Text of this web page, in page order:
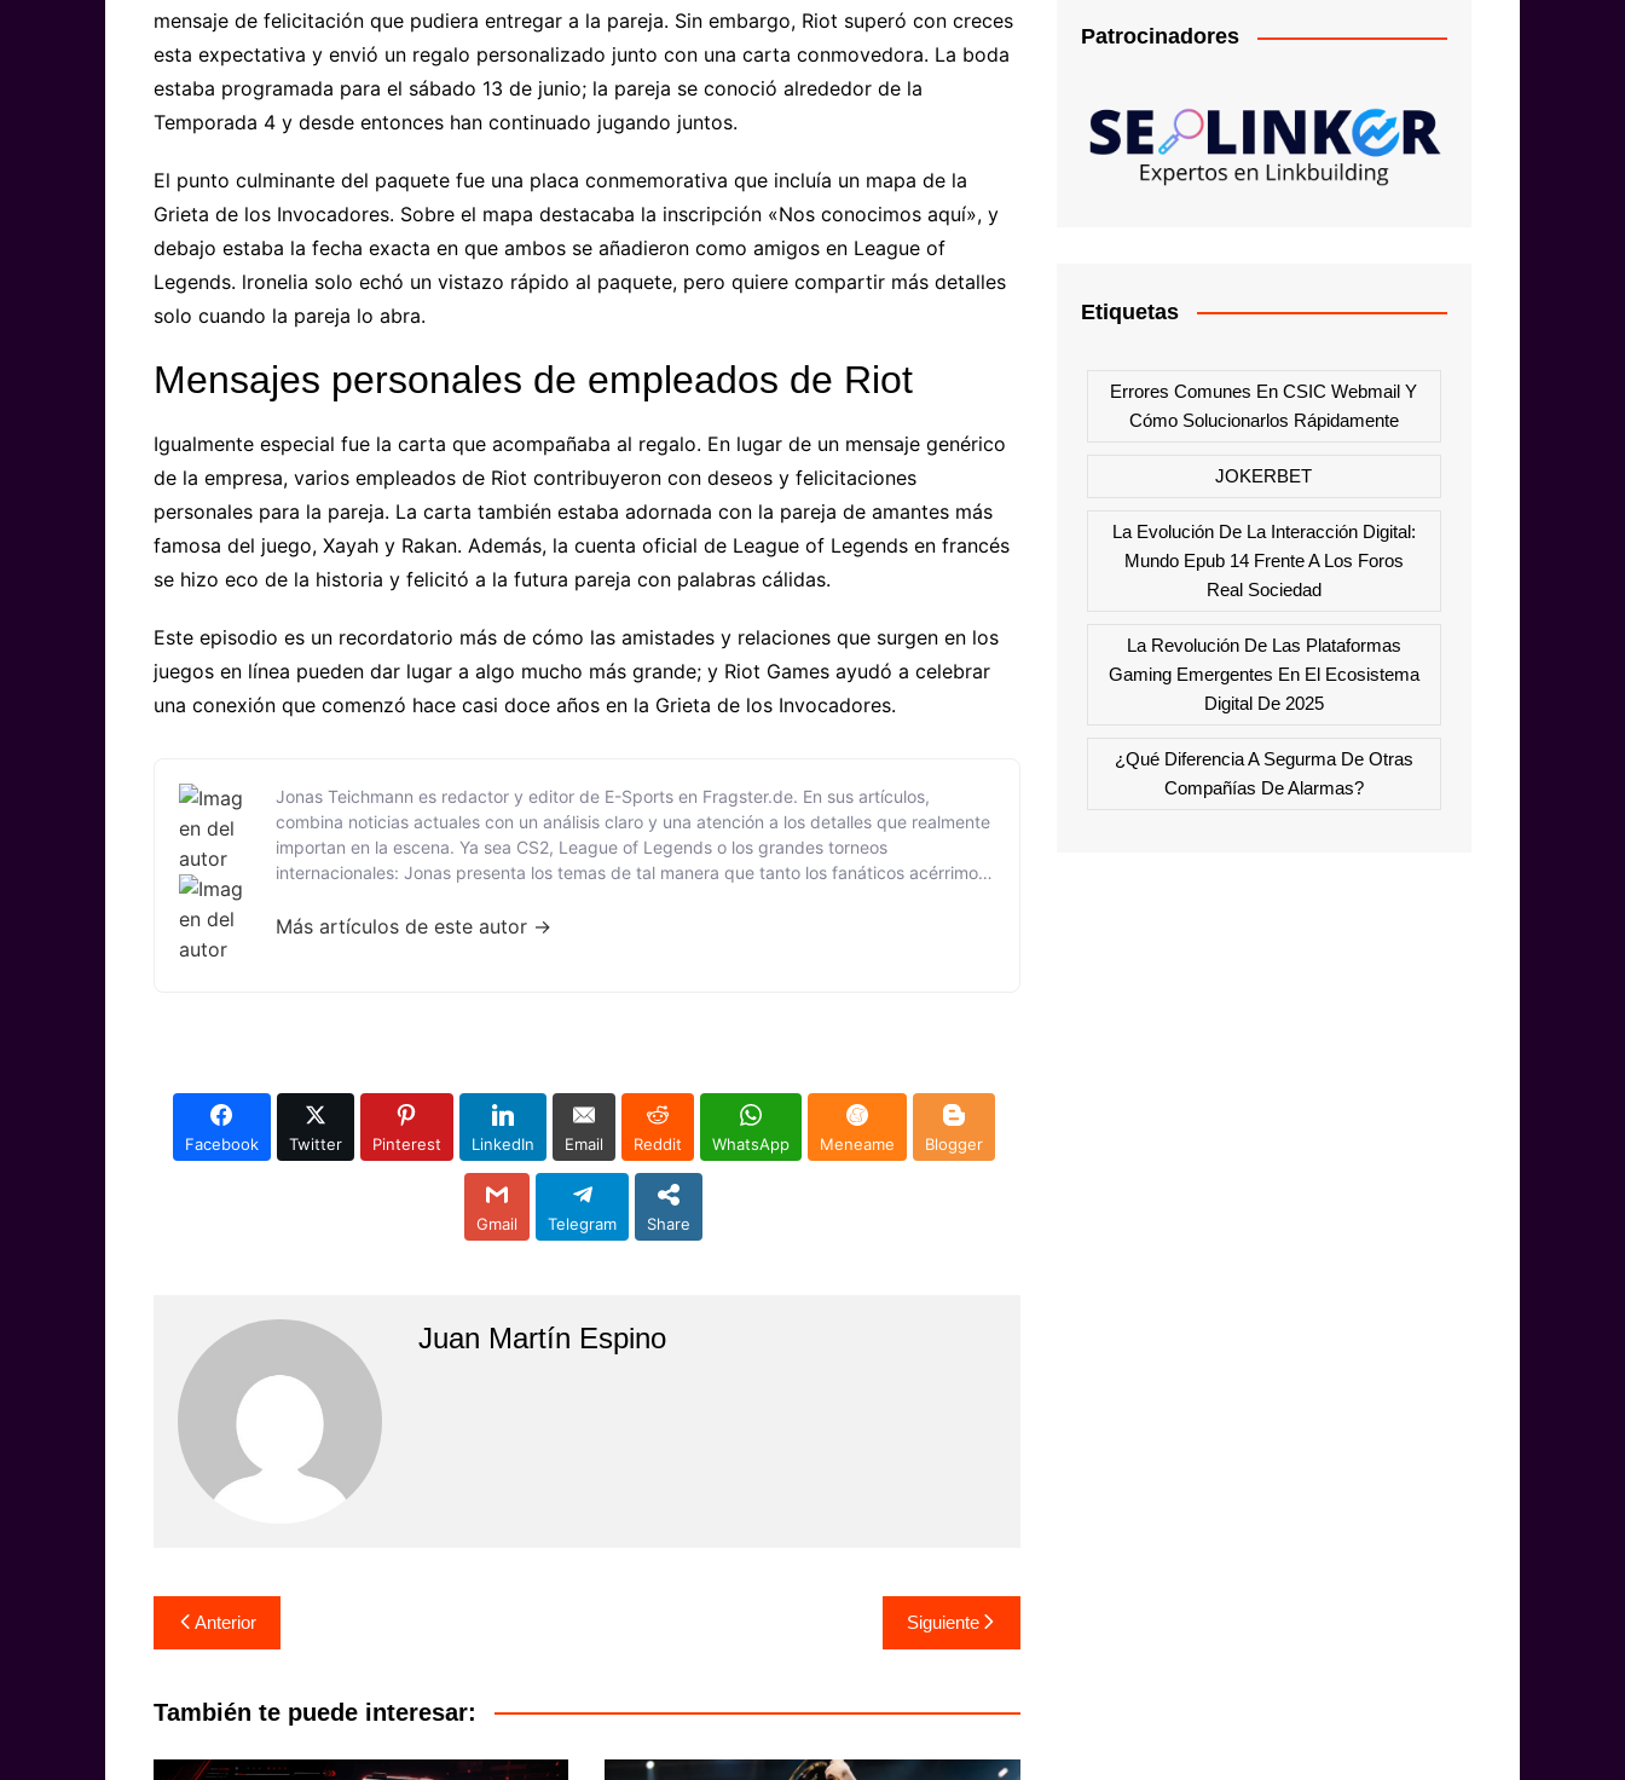
mensaje de felicitación que pudiera entregar a la pareja. Sin embargo, Riot superó con creces
esta expectativa y envió un regalo personalizado junto con una carta conmovedora. La boda
estaba programada para el sábado 13 de junio; la pareja se conoció alrededor de la
Temporada 4 y desde entonces han continuado jugando juntos.
El punto culminante del paquete fue una placa conmemorativa que incluía un mapa de la
Grieta de los Invocadores. Sobre el mapa destacaba la inscripción «Nos conocimos aquí», y
debajo estaba la fecha exacta en que ambos se añadieron como amigos en League of
Legends. lronelia solo echó un vistazo rápido al paquete, pero quiere compartir más detalles
solo cuando la pareja lo abra.
Mensajes personales de empleados de Riot
Igualmente especial fue la carta que acompañaba al regalo. En lugar de un mensaje genérico
de la empresa, varios empleados de Riot contribuyeron con deseos y felicitaciones
personales para la pareja. La carta también estaba adornada con la pareja de amantes más
famosa del juego, Xayah y Rakan. Además, la cuenta oficial de League of Legends en francés
se hizo eco de la historia y felicitó a la futura pareja con palabras cálidas.
Este episodio es un recordatorio más de cómo las amistades y relaciones que surgen en los
juegos en línea pueden dar lugar a algo mucho más grande; y Riot Games ayudó a celebrar
una conexión que comenzó hace casi doce años en la Grieta de los Invocadores.
Jonas Teichmann es redactor y editor de E-Sports en Fragster.de. En sus artículos,
combina noticias actuales con un análisis claro y una atención a los detalles que realmente
importan en la escena. Ya sea CS2, League of Legends o los grandes torneos
internacionales: Jonas presenta los temas de tal manera que tanto los fanáticos acérrimos
basa en un lenguaje comprensible, una estructura clara y la intención de no solo informar
Más artículos de este autor →
Facebook Twitter Pinterest LinkedIn Email Reddit WhatsApp Meneame Blogger
Gmail Telegram Share
Juan Martín Espino
Navegación
de
entradas
Anterior Siguiente
También te puede interesar:
Patrocinadores
Etiquetas
Errores Comunes En CSIC Webmail Y
Cómo Solucionarlos Rápidamente
JOKERBET
La Evolución De La Interacción Digital:
Mundo Epub 14 Frente A Los Foros
Real Sociedad
La Revolución De Las Plataformas
Gaming Emergentes En El Ecosistema
Digital De 2025
¿Qué Diferencia A Segurma De Otras
Compañías De Alarmas?